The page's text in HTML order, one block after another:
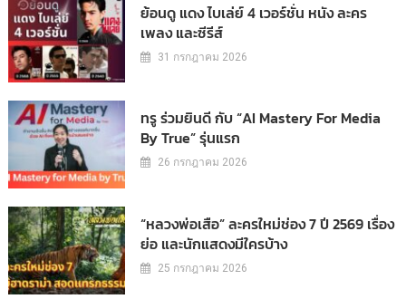
ย้อนดู แดง ไบเล่ย์ 4 เวอร์ชั่น หนัง ละคร
เพลง และซีรีส์
31 กรกฎาคม 2026
ทรู ร่วมยินดี กับ “AI Mastery For Media
By True” รุ่นแรก
26 กรกฎาคม 2026
“หลวงพ่อเสือ” ละครใหม่ช่อง 7 ปี 2569 เรื่อง
ย่อ และนักแสดงมีใครบ้าง
25 กรกฎาคม 2026